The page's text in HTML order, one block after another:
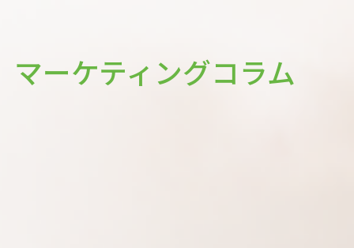
マーケティングコラム